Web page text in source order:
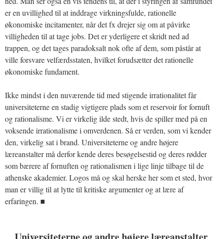
er en uvillighed til at inddrage virkningsfulde, rationelle
økonomiske incitamenter, når det fx drejer sig om at påvirke
villigheden til at tage jobs. Det er yderligere et skridt ned ad
trappen, og det tages paradoksalt nok ofte af dem, som påstår at
ville forsvare velfærdsstaten, hvilket forudsætter det rationelle
økonomiske fundament.
Ikke mindst i den nuværende tid med stigende irrationalitet får
universiteterne en stadig vigtigere plads som et reservoir for fornuft
og rationalisme. Vi er virkelig ilde stedt, hvis de spiller med på en
voksende irrationalisme i omverdenen. Så er verden, som vi kender
den, virkelig sat i brand. Universiteterne og andre højere
læreanstalter må derfor kende deres besøgelsestid og deres rødder
som bærere af fornuften og rationalismen i lige linje tilbage til de
athenske akademier. Logos må og skal herske her som et sted, hvor
man er villig til at lytte til kritiske argumenter og at lære af
erfaringen. ■